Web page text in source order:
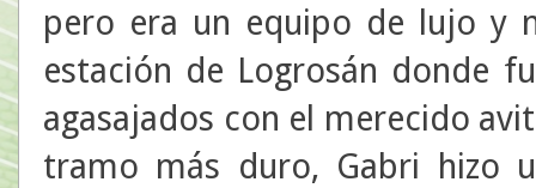
pero era un equipo de lujo y
estación de Logrosán donde
agasajados con el merecido
tramo más duro, Gabri hizo